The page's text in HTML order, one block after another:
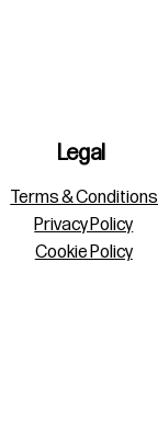
Legal
Terms & Conditions
Privacy Policy
Cookie Policy